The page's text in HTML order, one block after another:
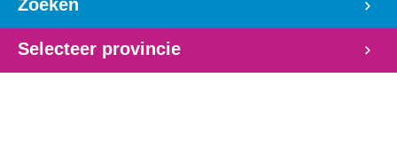
Zoeken
Selecteer provincie